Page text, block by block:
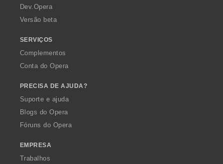
a
Dev.Opera
Versão beta
SERVIÇOS
Complementos
Conta do Opera
PRECISA DE AJUDA?
Suporte e ajuda
Blogs do Opera
Fóruns do Opera
EMPRESA
Trabalhos